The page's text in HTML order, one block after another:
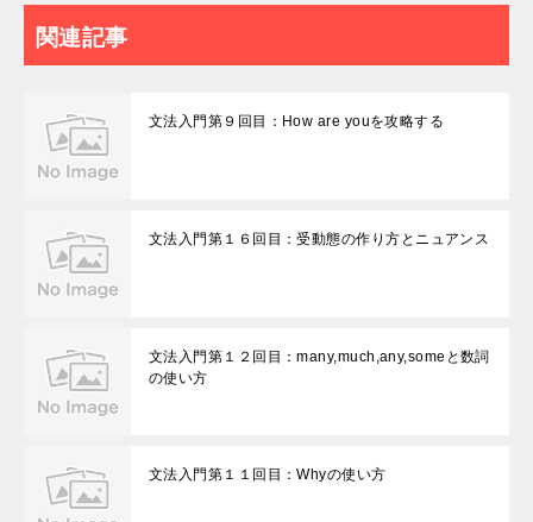
関連記事
文法入門第９回目：How are youを攻略する
文法入門第１６回目：受動態の作り方とニュアンス
文法入門第１２回目：many,much,any,someと数詞
の使い方
文法入門第１１回目：Whyの使い方